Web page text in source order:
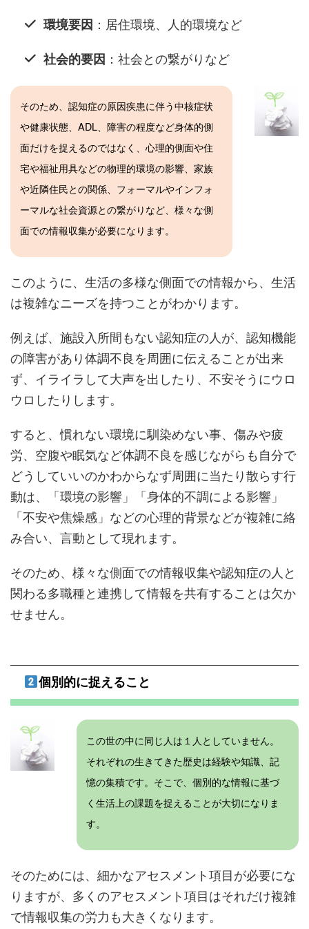
環境要因 ：居住環境、人的環境など
社会的要因 ：社会との繋がりなど
そのため、認知症の原因疾患に伴う中核症状
や健康状態、ADL、障害の程度など身体的側
面だけを捉えるのではなく、心理的側面や住
宅や福祉用具などの物理的環境の影響、家族
や近隣住民との関係、フォーマルやインフォ
ーマルな社会資源との繋がりなど、様々な側
面での情報収集が必要になります。
このように、生活の多様な側面での情報から、生活
は複雑なニーズを持つことがわかります。
例えば、施設入所間もない認知症の人が、認知機能
の障害があり体調不良を周囲に伝えることが出来
ず、イライラして大声を出したり、不安そうにウロ
ウロしたりします。
すると、慣れない環境に馴染めない事、傷みや疲
労、空腹や眠気など体調不良を感じながらも自分で
どうしていいのかわからなず周囲に当たり散らす行
動は、「環境の影響」「身体的不調による影響」
「不安や焦燥感」などの心理的背景などが複雑に絡
み合い、言動として現れます。
そのため、様々な側面での情報収集や認知症の人と
関わる多職種と連携して情報を共有することは欠か
せません。
個別的に捉えること
この世の中に同じ人は１人としていません。
それぞれの生きてきた歴史は経験や知識、記
憶の集積です。そこで、個別的な情報に基づ
く生活上の課題を捉えることが大切になりま
す。
そのためには、細かなアセスメント項目が必要にな
りますが、多くのアセスメント項目はそれだけ複雑
で情報収集の労力も大きくなります。